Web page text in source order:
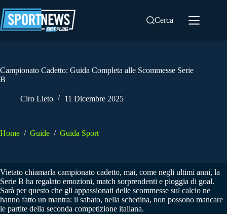
al
contenuto
Cerca
Campionato Cadetto: Guida Completa alle Scommesse Serie
B
Ciro Lieto 11 Dicembre 2025
Home / Guide / Guida Sport
Vietato chiamarla campionato cadetto, mai, come negli ultimi anni, la
Serie B ha regalato emozioni, match sorprendenti e pioggia di goal.
Sarà per questo che gli appassionati delle scommesse sul calcio ne
hanno fatto un mantra: il sabato, nella schedina, non possono mancare
le partite della seconda competizione italiana.